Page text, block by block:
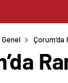
Genel Çorum’da